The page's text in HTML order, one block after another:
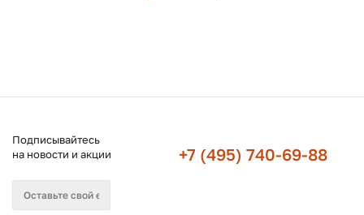
Подписывайтесь
на новости и акции
+7 (495) 740-69-88